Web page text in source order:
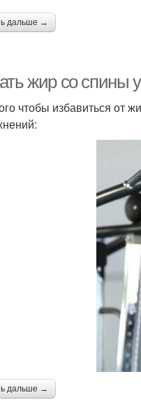
дальше →
жир со спины
чтобы избавиться от
дальше →